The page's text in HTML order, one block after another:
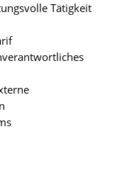
Tätigkeit